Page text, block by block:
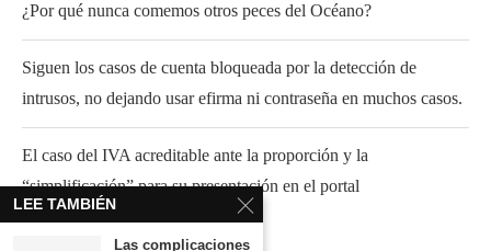
¿Por qué nunca comemos otros peces del Océano?
Siguen los casos de cuenta bloqueada por la detección de
intrusos, no dejando usar efirma ni contraseña en muchos casos.
El caso del IVA acreditable ante la proporción y la
“simplificación” para su presentación en el portal
LEE TAMBIÉN
Las complicaciones